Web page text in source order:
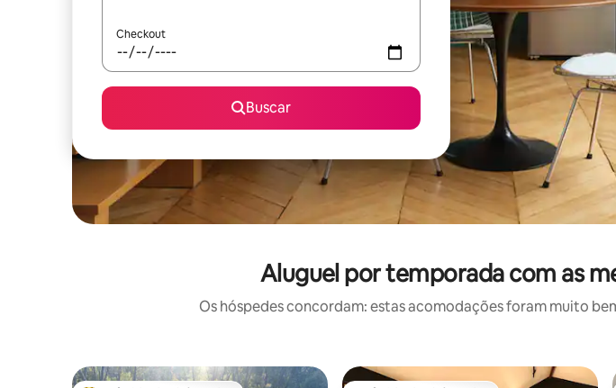
Checkout
Buscar
Aluguel por temporada com as
Os hóspedes concordam: estas acomodações foram muito